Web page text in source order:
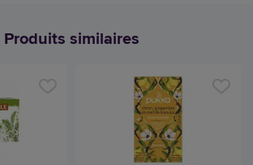
Produits similaires